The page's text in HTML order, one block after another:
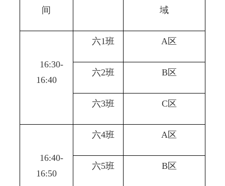
间
域
16:30-
16:40
六1班 A 区
六2班 B区
六3班 C区
16:40-
16:50
六4班 A 区
六5班 B区